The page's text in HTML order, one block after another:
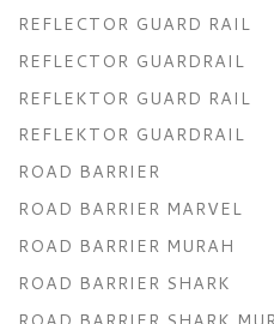
REFLECTOR GUARD RAIL
REFLECTOR GUARDRAIL
REFLEKTOR GUARD RAIL
REFLEKTOR GUARDRAIL
ROAD BARRIER
ROAD BARRIER MARVEL
ROAD BARRIER MURAH
ROAD BARRIER SHARK